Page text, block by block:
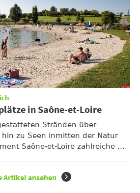
in Saône-et-Loire
Stränden über
hin zu Seen inmitten der Natur
Saône-et-Loire zahlreiche ...
Artikel ansehen